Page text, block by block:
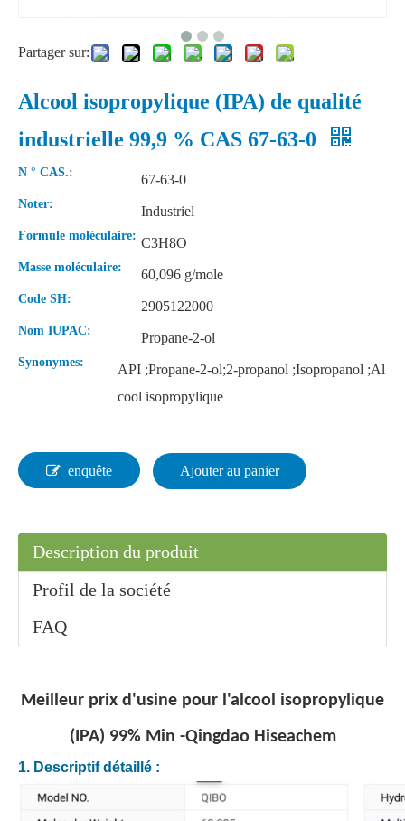
Pureté du dichlorométhanei de chlorure de méthylène 99,99 % pour le moussage PU
Styrène de haute qualité en gros d'usine N° CAS 100-42-5
Partager sur:
Alcool isopropylique (IPA) de qualité
industrielle 99,9 % CAS 67-63-0
N ° CAS.: 67-63-0
Noter: Industriel
Formule moléculaire: C3H8O
Masse moléculaire: 60,096 g/mole
Code SH: 2905122000
Nom IUPAC: Propane-2-ol
Synonymes:
API ;Propane-2-ol;2-propanol ;Isopropanol ;Al
cool isopropylique
enquête Ajouter au panier
Description du produit
Profil de la société
FAQ
Meilleur prix d'usine pour l'alcool isopropylique
(IPA) 99% Min -Qingdao Hiseachem
1. Descriptif détaillé :